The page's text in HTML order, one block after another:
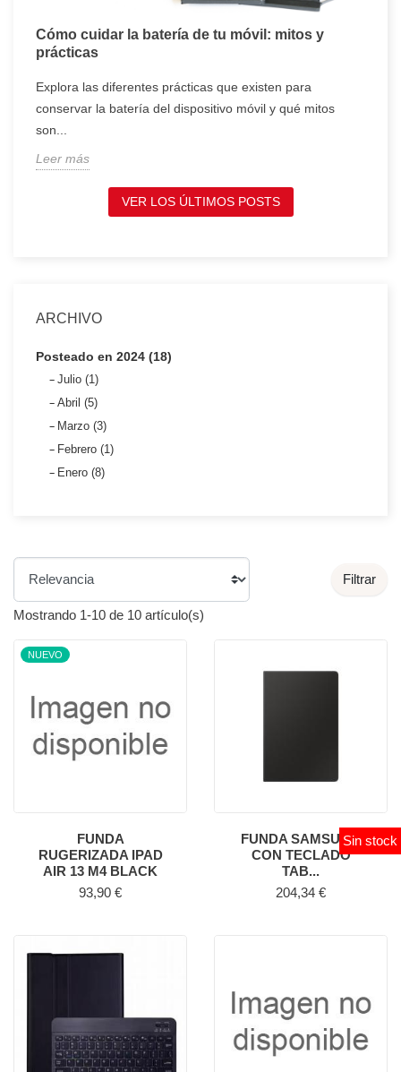
Cómo cuidar la batería de tu móvil: mitos y
prácticas
Explora las diferentes prácticas que existen para
conservar la batería del dispositivo móvil y qué mitos
son...
Leer más
VER LOS ÚLTIMOS POSTS
ARCHIVO
Posteado en 2024 (18)
Julio (1)
Abril (5)
Marzo (3)
Febrero (1)
Enero (8)
Filtrar
Mostrando 1-10 de 10 artículo(s)
FUNDA
RUGERIZADA IPAD
AIR 13 M4 BLACK
Precio
93,90 €
NUEVO
FUNDA SAMSUNG
CON TECLADO
TAB...
Sin stock
Precio
204,34 €